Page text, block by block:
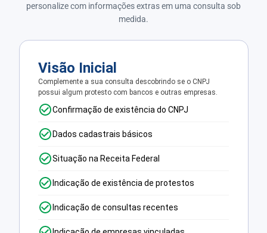
personalize com informações extras em uma consulta sob
medida.
Visão Inicial
Complemente a sua consulta descobrindo se o CNPJ
possui algum protesto com bancos e outras empresas.
Confirmação de existência do CNPJ
Dados cadastrais básicos
Situação na Receita Federal
Indicação de existência de protestos
Indicação de consultas recentes